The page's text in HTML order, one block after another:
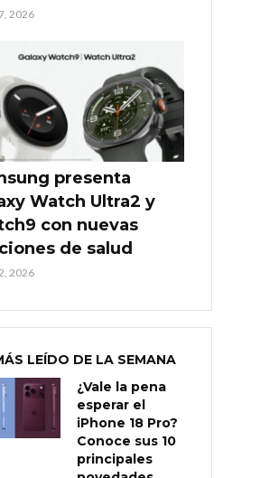
2026
presenta
Watch Ultra2 y
con nuevas
de salud
2026
LEÍDO DE LA SEMANA
¿Vale la pena
esperar el
iPhone 18 Pro?
Conoce sus 10
principales